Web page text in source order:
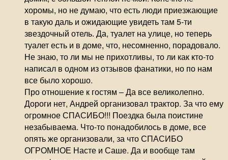
хоромы, но не думаю, что есть люди приезжающие
в такую даль и ожидающие увидеть там 5-ти
звездочный отель. Да, туалет на улице, но теперь
туалет есть и в доме, что, несомненно, порадовало.
Не знаю, то ли мы не прихотливы, то ли как кто-то
написал в одном из отзывов фанатики, но по нам
все было хорошо.
Про отношение к гостям – Да все великолепно.
Дороги нет, Андрей организовал трактор. За что ему
огромное СПАСИБО!!! Поездка была поистине
незабываема. Что-то понадобилось в доме, все
опять же организовали, за что СПАСИБО
ОГРОМНОЕ Насте и Саше. Да и вообще там